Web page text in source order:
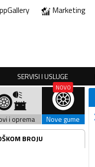
Marketing
SERVISI I USLUGE
i oprema
Nove gume
BROJU